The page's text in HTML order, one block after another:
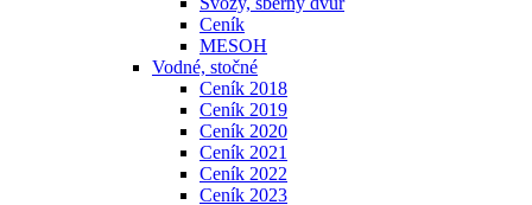
Ceník
MESOH
Vodné, stočné
Ceník 2018
Ceník 2019
Ceník 2020
Ceník 2021
Ceník 2022
Ceník 2023